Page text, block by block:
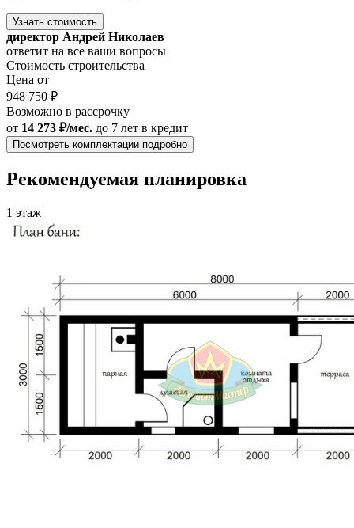
Узнать стоимость
директор Андрей Николаев
ответит на все ваши вопросы
Стоимость строительства
Цена от
948 750 ₽
Возможно в рассрочку
от 14 273 ₽/мес. до 7 лет в кредит
Посмотреть комплектации подробно
Рекомендуемая планировка
1 этаж